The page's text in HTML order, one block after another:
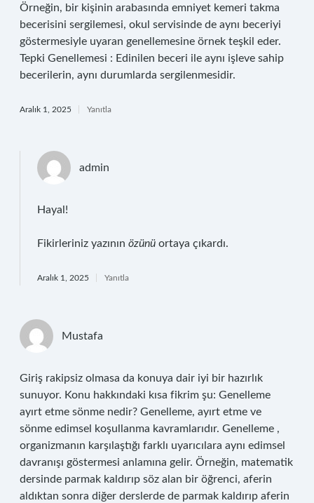
Örneğin, bir kişinin arabasında emniyet kemeri takma
becerisini sergilemesi, okul servisinde de aynı beceriyi
göstermesiyle uyaran genellemesine örnek teşkil eder.
Tepki Genellemesi : Edinilen beceri ile aynı işleve sahip
becerilerin, aynı durumlarda sergilenmesidir.
Aralık 1, 2025 Yanıtla
admin
Hayal!
Fikirleriniz yazının özünü ortaya çıkardı.
Aralık 1, 2025 Yanıtla
Mustafa
Giriş rakipsiz olmasa da konuya dair iyi bir hazırlık
sunuyor. Konu hakkındaki kısa fikrim şu: Genelleme
ayırt etme sönme nedir? Genelleme, ayırt etme ve
sönme edimsel koşullanma kavramlarıdır. Genelleme ,
organizmanın karşılaştığı farklı uyarıcılara aynı edimsel
davranışı göstermesi anlamına gelir. Örneğin, matematik
dersinde parmak kaldırıp söz alan bir öğrenci, aferin
aldıktan sonra diğer derslerde de parmak kaldırıp aferin